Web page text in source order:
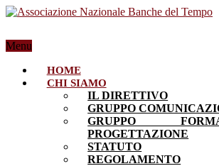
Menu
HOME
CHI SIAMO
IL DIRETTIVO
GRUPPO
GRUPPO
PROGETTAZIONE
STATUTO
REGOLAMENTO